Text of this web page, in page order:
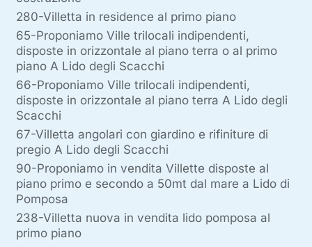
280-Villetta in residence al primo piano
65-Proponiamo Ville trilocali indipendenti,
disposte in orizzontale al piano terra o al primo
piano A Lido degli Scacchi
66-Proponiamo Ville trilocali indipendenti,
disposte in orizzontale al piano terra A Lido degli
Scacchi
67-Villetta angolari con giardino e rifiniture di
pregio A Lido degli Scacchi
90-Proponiamo in vendita Villette disposte al
piano primo e secondo a 50mt dal mare a Lido di
Pomposa
238-Villetta nuova in vendita lido pomposa al
primo piano